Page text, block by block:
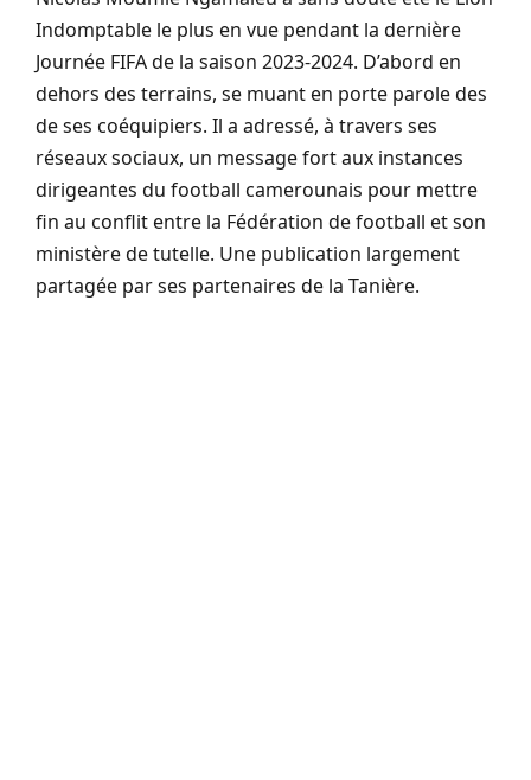
Indomptable le plus en vue pendant la dernière
Journée FIFA de la saison 2023-2024. D’abord en
dehors des terrains, se muant en porte parole des
de ses coéquipiers. Il a adressé, à travers ses
réseaux sociaux, un message fort aux instances
dirigeantes du football camerounais pour mettre
fin au conflit entre la Fédération de football et son
ministère de tutelle. Une publication largement
partagée par ses partenaires de la Tanière.